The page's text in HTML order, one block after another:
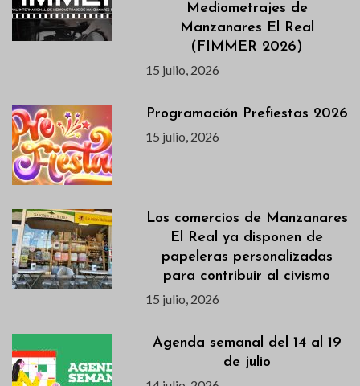
Mediometrajes de
Manzanares El Real
(FIMMER 2026)
15 julio, 2026
Programación Prefiestas 2026
15 julio, 2026
Los comercios de Manzanares
El Real ya disponen de
papeleras personalizadas
para contribuir al civismo
15 julio, 2026
Agenda semanal del 14 al 19
de julio